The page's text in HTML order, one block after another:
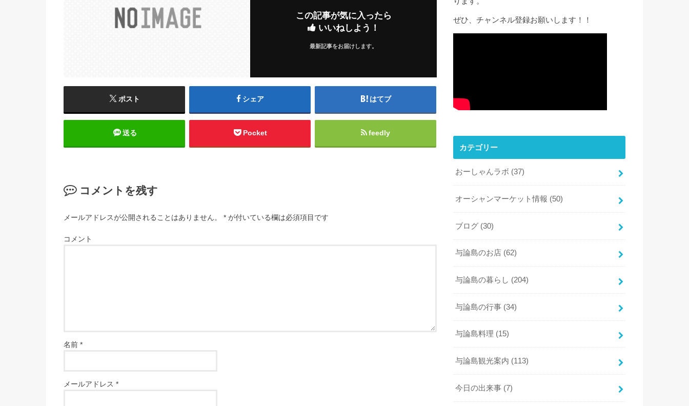
この記事が気に入ったら
いいねしよう！
最新記事をお届けします。
ポスト シェア はてブ
送る Pocket feedly
コメントを残す
メールアドレスが公開されることはありません。 * が付いている欄は必須項目です
コメント
名前 *
メールアドレス *
ぜひ、チャンネル登録お願いします！！
カテゴリー
おーしゃんラボ (37)
オーシャンマーケット情報 (50)
ブログ (30)
与論島のお店 (62)
与論島の暮らし (204)
与論島の行事 (34)
与論島料理 (15)
与論島観光案内 (113)
今日の出来事 (7)